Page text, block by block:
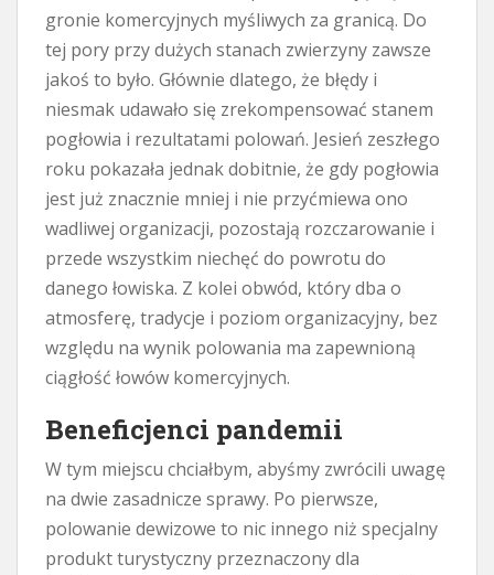
gronie komercyjnych myśliwych za granicą. Do
tej pory przy dużych stanach zwierzyny zawsze
jakoś to było. Głównie dlatego, że błędy i
niesmak udawało się zrekompensować stanem
pogłowia i rezultatami polowań. Jesień zeszłego
roku pokazała jednak dobitnie, że gdy pogłowia
jest już znacznie mniej i nie przyćmiewa ono
wadliwej organizacji, pozostają rozczarowanie i
przede wszystkim niechęć do powrotu do
danego łowiska. Z kolei obwód, który dba o
atmosferę, tradycje i poziom organizacyjny, bez
względu na wynik polowania ma zapewnioną
ciągłość łowów komercyjnych.
Beneficjenci pandemii
W tym miejscu chciałbym, abyśmy zwrócili uwagę
na dwie zasadnicze sprawy. Po pierwsze,
polowanie dewizowe to nic innego niż specjalny
produkt turystyczny przeznaczony dla